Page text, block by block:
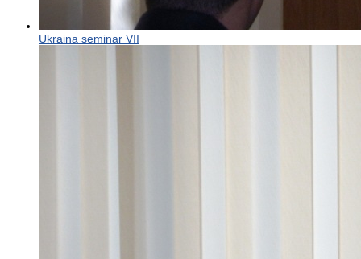
Ukraina seminar VII